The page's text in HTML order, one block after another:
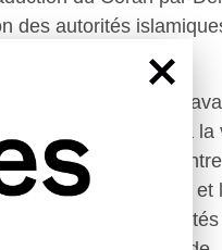
des autorités
de la sourate V).
tué et réduit en
utilisé pour inciter à la
y ait eu des
juives. Les juifs et
dans les